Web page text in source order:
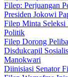
Filep: Perjuangan
Presiden Jokowi
Filep Minta
Politik
Filep Dorong
Disdukcapil
Manokwari
Diinisiasi Senator